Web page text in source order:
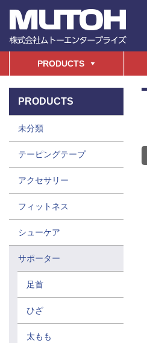
PRODUCTS
PRODUCTS
未分類
テーピングテープ
アクセサリー
フィットネス
シューケア
サポーター
足首
ひざ
太もも